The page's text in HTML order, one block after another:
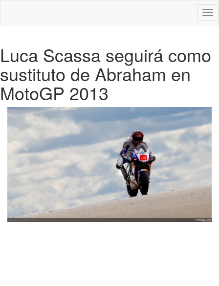
Luca Scassa seguirá como
sustituto de Abraham en
MotoGP 2013